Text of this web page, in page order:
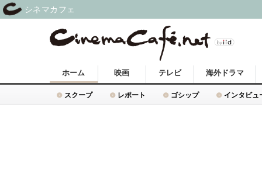
ホーム
スクープ レポート ゴシップ インタビュ
映画 テレビ 海外ドラマ
シネマカフェ